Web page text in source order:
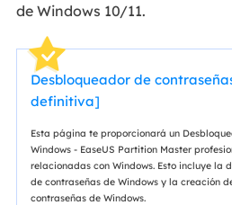
de Windows 10/11.
Desbloqueador de
definitiva]
Esta página te proporcionará un
Windows - EaseUS Partition Master
relacionadas con Windows. Esto incluye la
de contraseñas de Windows y la creación
contraseñas de Windows.